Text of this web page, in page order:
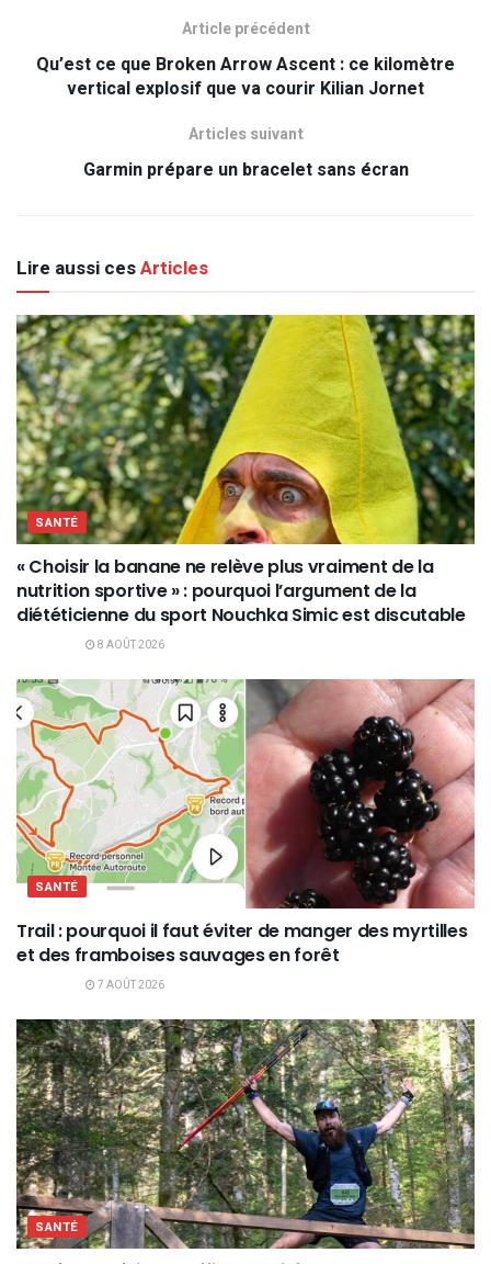
Article précédent
Qu’est ce que Broken Arrow Ascent : ce kilomètre
vertical explosif que va courir Kilian Jornet
Articles suivant
Garmin prépare un bracelet sans écran
Lire aussi cesArticles
SANTÉ
« Choisir la banane ne relève plus vraiment de la
nutrition sportive » : pourquoi l’argument de la
diététicienne du sport Nouchka Simic est discutable
8 AOÛT 2026
SANTÉ
Trail : pourquoi il faut éviter de manger des myrtilles
et des framboises sauvages en forêt
7 AOÛT 2026
SANTÉ